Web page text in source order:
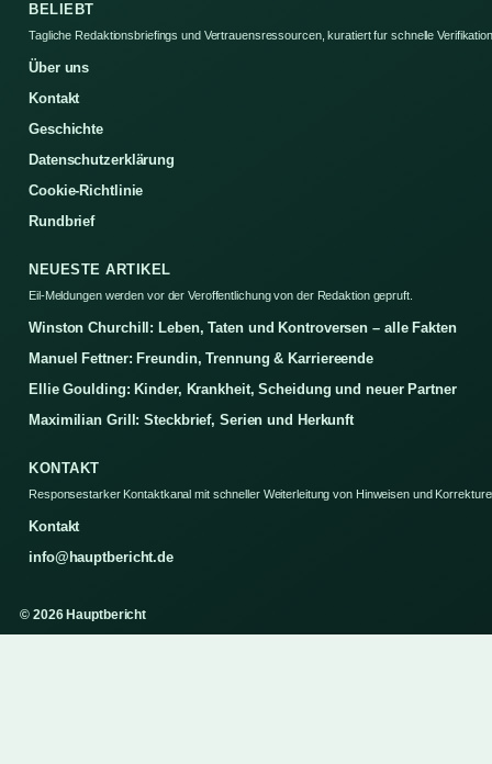
BELIEBT
Tagliche Redaktionsbriefings und Vertrauensressourcen, kuratiert fur schnelle
Über uns
Kontakt
Geschichte
Datenschutzerklärung
Cookie-Richtlinie
Rundbrief
NEUESTE ARTIKEL
Eil-Meldungen werden vor der Veroffentlichung von der Redaktion gepruft.
Winston Churchill: Leben, Taten und Kontroversen – alle Fakten
Manuel Fettner: Freundin, Trennung & Karriereende
Ellie Goulding: Kinder, Krankheit, Scheidung und neuer Partner
Maximilian Grill: Steckbrief, Serien und Herkunft
KONTAKT
Responsestarker Kontaktkanal mit schneller Weiterleitung von Hinweisen und
Kontakt
info@hauptbericht.de
© 2026 Hauptbericht